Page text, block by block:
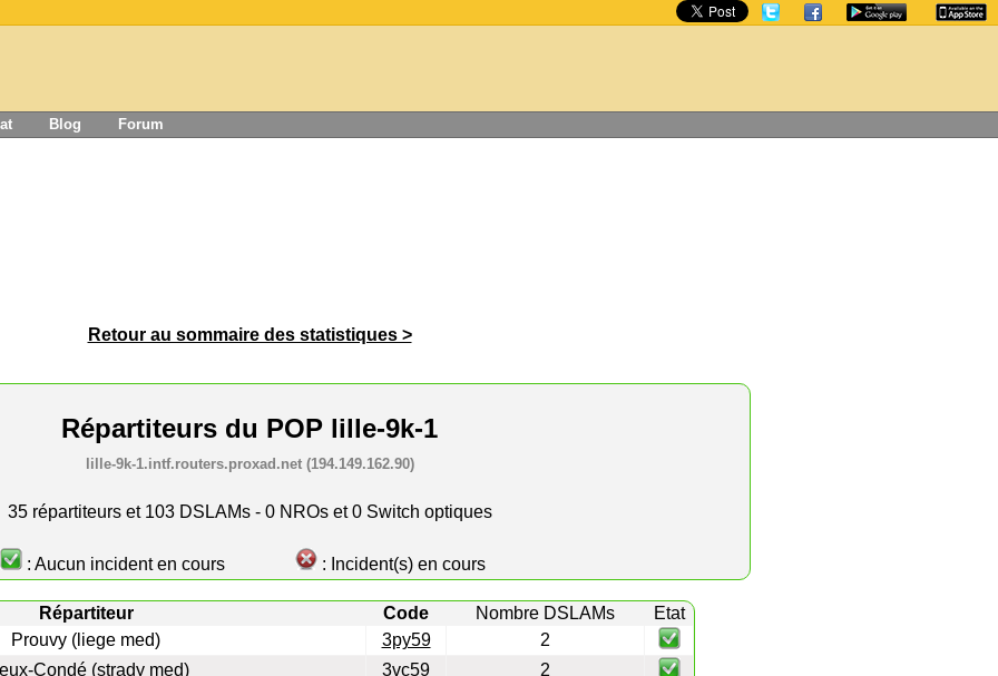
Blog Forum
Retour au sommaire des statistiques >
Répartiteurs du POP lille-9k-1
lille-9k-1.intf.routers.proxad.net (194.149.162.90)
35 répartiteurs et 103 DSLAMs - 0 NROs et 0 Switch optiques
: Aucun incident en cours : Incident(s) en cours
Répartiteur Code Nombre DSLAMs
Etat
Prouvy (liege med)
3py59
2
Condé (strady med)
3vc59
2